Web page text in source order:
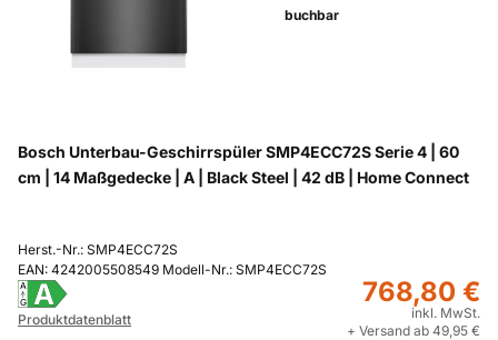
buchbar
Bosch Unterbau-Geschirrspüler SMP4ECC72S Serie 4 | 60
cm | 14 Maßgedecke | A | Black Steel | 42 dB | Home Connect
Herst.-Nr.: SMP4ECC72S
EAN: 4242005508549 Modell-Nr.: SMP4ECC72S
A
G
A
Produktdatenblatt
768,80 €
inkl. MwSt.
+ Versand ab 49,95 €